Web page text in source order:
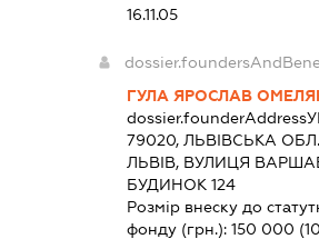
16.11.05
ГУЛА ЯРОСЛАВ
dossier.founderAddress
79020, ЛЬВІВСЬКА
ЛЬВІВ, ВУЛИЦЯ
БУДИНОК 124
Розмір внеску до
фонду (грн.):150 000